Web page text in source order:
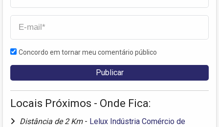
Concordo em tornar meu comentário público
Locais Próximos - Onde Fica:
Distância de 2 Km - Lelux Indústria Comércio de